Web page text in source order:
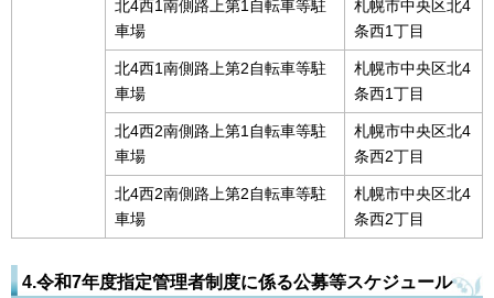
北4西1南側路上第1自転車等駐
車場
札幌市中央区北4
条西1丁目
北4西1南側路上第2自転車等駐
車場
札幌市中央区北4
条西1丁目
北4西2南側路上第1自転車等駐
車場
札幌市中央区北4
条西2丁目
北4西2南側路上第2自転車等駐
車場
札幌市中央区北4
条西2丁目
4.令和7年度指定管理者制度に係る公募等スケジュール